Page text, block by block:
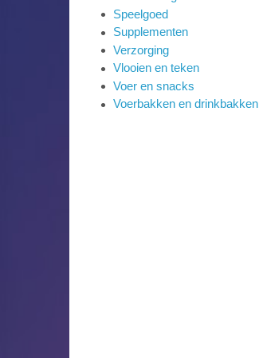
Speelgoed
Supplementen
Verzorging
Vlooien en teken
Voer en snacks
Voerbakken en drinkbakken